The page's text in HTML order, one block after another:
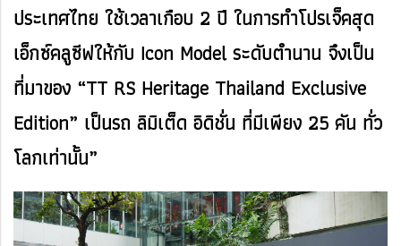
ประเทศไทย ใช้เวลาเกือบ 2 ปี ในการทำโปรเจ็คสุด
เอ็กซ์คลูซีฟให้กับ Icon Model ระดับตำนาน จึงเป็น
ที่มาของ “TT RS Heritage Thailand Exclusive
Edition” เป็นรถ ลิมิเต็ด อิดิชั่น ที่มีเพียง 25 คัน ทั่ว
โลกเท่านั้น”